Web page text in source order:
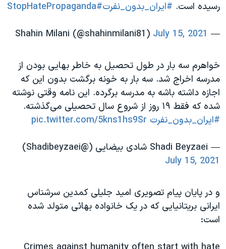
رسیده است. #ایران_بدون_نفرت#StopHatePropaganda
— Shahin Milani (@shahinmilani81)
July 15, 2021
خواهرم سه بار در طول تحصیل به خاطر بهایی بودن از
مدرسه اخراج شد. سه بار به خونه برگشت بدون این که
اجازه داشته باشه به مدرسه برگرده. این نامه وقتی نوشته
شده که فقط ۱۹ روز از شروع سال تحصیلی می‌گذشته.
#ایران_بدون_نفرت pic.twitter.com/5kns1hs9Sr
— Shadi Beyzaei شادی بیضایی (@Shadibeyzaei)
July 15, 2021
و در پایان پیام تصویری امید جلیلی کمدین سرشناس
ایرانی بریتانیایی که در یک خانواده بهائی متولد شده
است: